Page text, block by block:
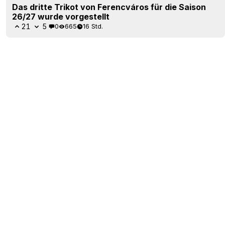
Das dritte Trikot von Ferencváros für die Saison
26/27 wurde vorgestellt
21 5 0 665 16 Std.